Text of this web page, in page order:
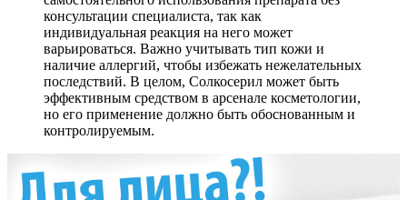
консультации специалиста, так как
индивидуальная реакция на него может
варьироваться. Важно учитывать тип кожи и
наличие аллергий, чтобы избежать нежелательных
последствий. В целом, Солкосерил может быть
эффективным средством в арсенале косметологии,
но его применение должно быть обоснованным и
контролируемым.